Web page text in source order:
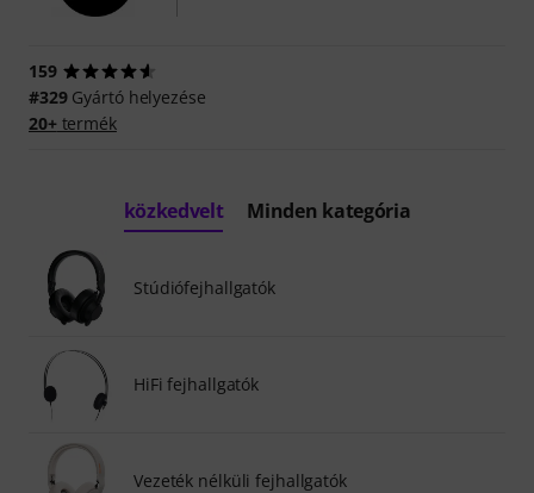
159
#329Gyártó helyezése
20+termék
közkedvelt Minden kategória
Stúdiófejhallgatók
HiFi fejhallgatók
Vezeték nélküli fejhallgatók